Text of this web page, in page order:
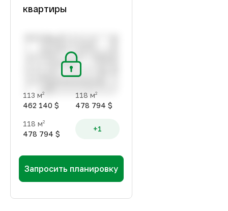
квартиры
113 м2
462 140 $
118 м2
478 794 $
118 м2
478 794 $
+1
Запросить планировку